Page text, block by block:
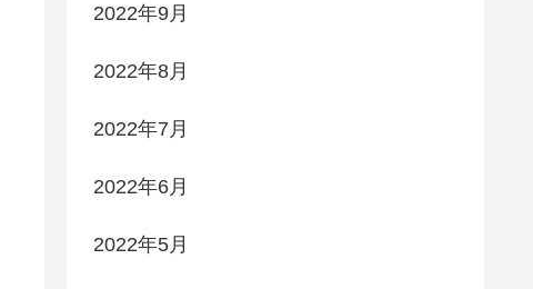
2022年9月
2022年8月
2022年7月
2022年6月
2022年5月